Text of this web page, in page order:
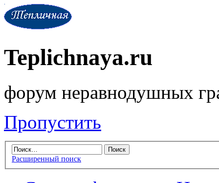
Teplichnaya.ru
форум неравнодушных
Пропустить
Расширенный поиск